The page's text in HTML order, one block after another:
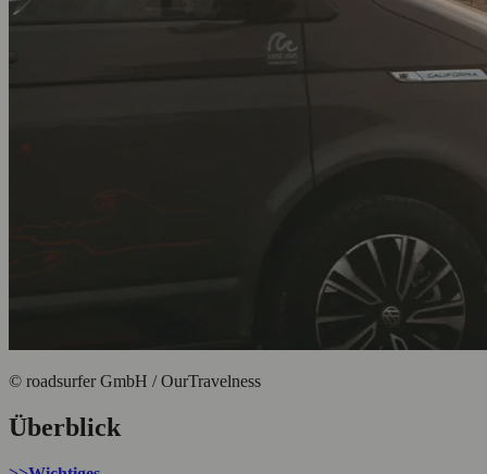
© roadsurfer GmbH / OurTravelness
Überblick